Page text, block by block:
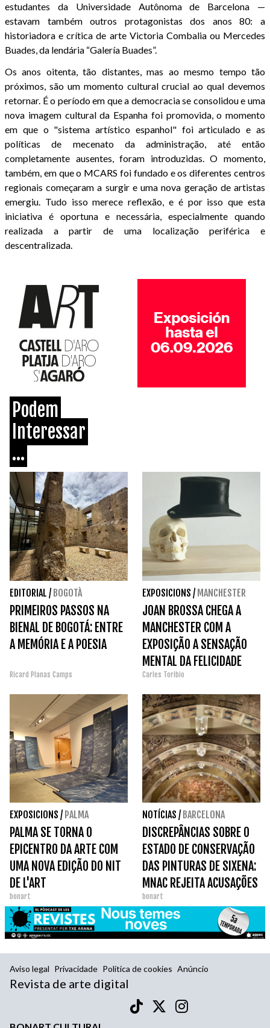
estudantes da Universidade Autônoma de Barcelona —
estavam também outros protagonistas dos anos 80: a
historiadora e crítica de arte Victoria Combalia ou Mercedes
Buades, da lendária “Galería Buades”.
Os anos oitenta, tão distantes, mas ao mesmo tempo tão
próximos, são um momento cultural crucial ao qual devemos
retornar. É o período em que a democracia se consolidou e uma
nova imagem cultural da Espanha foi promovida, o momento
em que o "sistema artístico espanhol" foi articulado e as
políticas de mecenato da administração, até então
completamente ausentes, foram introduzidas. O momento,
também, em que o MCARS foi fundado e os diferentes centros
regionais começaram a surgir e uma nova geração de artistas
emergiu. Tudo isso merece reflexão, e é por isso que esta
iniciativa é oportuna e necessária, especialmente quando
realizada a partir de uma localização periférica e
descentralizada.
Podem
Interessar
...
EDITORIAL / BOGOTÀ
PRIMEIROS PASSOS NA
BIENAL DE BOGOTÁ: ENTRE
A MEMÓRIA E A POESIA
Ricard Planas Camps
EXPOSICIONS / MANCHESTER
JOAN BROSSA CHEGA A
MANCHESTER COM A
EXPOSIÇÃO A SENSAÇÃO
MENTAL DA FELICIDADE
COMPLETA
Carles Toribio
EXPOSICIONS / PALMA
PALMA SE TORNA O
EPICENTRO DA ARTE COM
UMA NOVA EDIÇÃO DO NIT
DE L'ART
bonart
NOTÍCIAS / BARCELONA
DISCREPÂNCIAS SOBRE O
ESTADO DE CONSERVAÇÃO
DAS PINTURAS DE SIXENA:
MNAC REJEITA ACUSAÇÕES
DE HUMIDADE
bonart
Aviso legal Privacidade Política de cookies Anúncio
Revista de arte digital